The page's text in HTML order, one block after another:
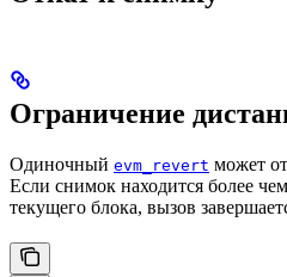
Ограничение
Одиночный evm_revert может
Если снимок находится более
текущего блока, вызов